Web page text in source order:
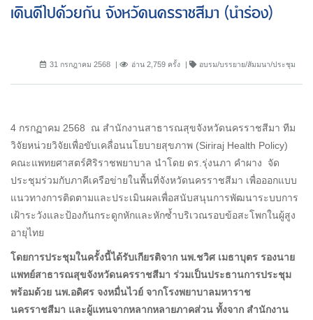
เดินดีไปด้วยกัน จังหวัดนครราชสีมา (นำร่อง)
31 กรกฎาคม 2568 อ่าน 2,759 ครั้ง อบรม/บรรยาย/สัมมนา/ประชุม
4 กรกฏาคม 2568 ณ สำนักงานสาธารณสุขจังหวัดนครราชสีมา ทีม
วิจัยหน่วยวิจัยเพื่อขับเคลื่อนนโยบายสุขภาพ (Siriraj Health Policy)
คณะแพทยศาสตร์ศิริราชพยาบาล นำโดย ดร.รุ่งนภา คำผาง จัด
ประชุมร่วมกับภาคีเครือข่ายในพื้นที่จังหวัดนครราชสีมา เพื่อออกแบบ
แนวทางการติดตามและประเมินผลเพื่อสนับสนุนการพัฒนาระบบการ
เฝ้าระวังและป้องกันกระดูกหักและหักซ้ำบริเวณรอบข้อสะโพกในผู้สูง
อายุไทย
โดยการประชุมในครั้งนี้ได้รับเกียรติจาก นพ.ชวิศ เมธาบุตร รองนาย
แพทย์สาธารณสุขจังหวัดนครราชสีมา ร่วมเป็นประธานการประชุม
พร้อมด้วย นพ.อดิศร จงหมื่นไวย์ จากโรงพยาบาลมหาราช
นครราชสีมา และผู้แทนจากหลากหลายภาคส่วน ทั้งจาก สำนักงาน